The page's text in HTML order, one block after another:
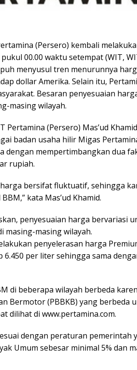
(Persero) kembali
00.00 waktu setempat (WIT,
menyusul tren menurunnya
dollar Amerika. Selain itu,
Besaran penyesuaian
masing wilayah.
Pertamina (Persero) Mas’ud
badan usaha hilir Migas
dengan mempertimbangkan dua
rupiah.
bersifat fluktuatif, sehingga
kata Mas’ud Khamid.
penyesuaian harga bervariasi
masing-masing wilayah.
penyelerasan harga
6.450 per liter sehingga sama
di beberapa wilayah berbeda
Bermotor (PBBKB) yang berbeda
dilihat di www.pertamina.com.
dengan peraturan pemerintah
Umum sebesar minimal 5% dan